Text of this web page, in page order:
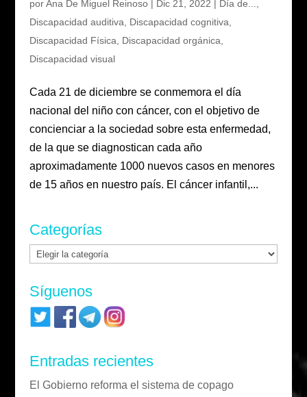
porAna De Miguel Reinoso| Dic 21, 2022 | Día de...
Discapacidad auditiva
Discapacidad cognitiva
Discapacidad Física
Discapacidad orgánica
Discapacidad visual
Cada 21 de diciembre se conmemora el día
nacional del niño con cáncer, con el objetivo de
concienciar a la sociedad sobre esta enfermedad,
de la que se diagnostican cada año
aproximadamente 1000 nuevos casos en menores
de 15 años en nuestro país. El cáncer infantil,...
Categorías
Categorías
Síguenos
Entradas recientes
El Gobierno reforma el sistema de copago